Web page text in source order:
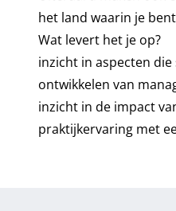
het land waarin je
Wat levert het je op?
inzicht in aspecten
ontwikkelen van
inzicht in de impact
praktijkervaring met